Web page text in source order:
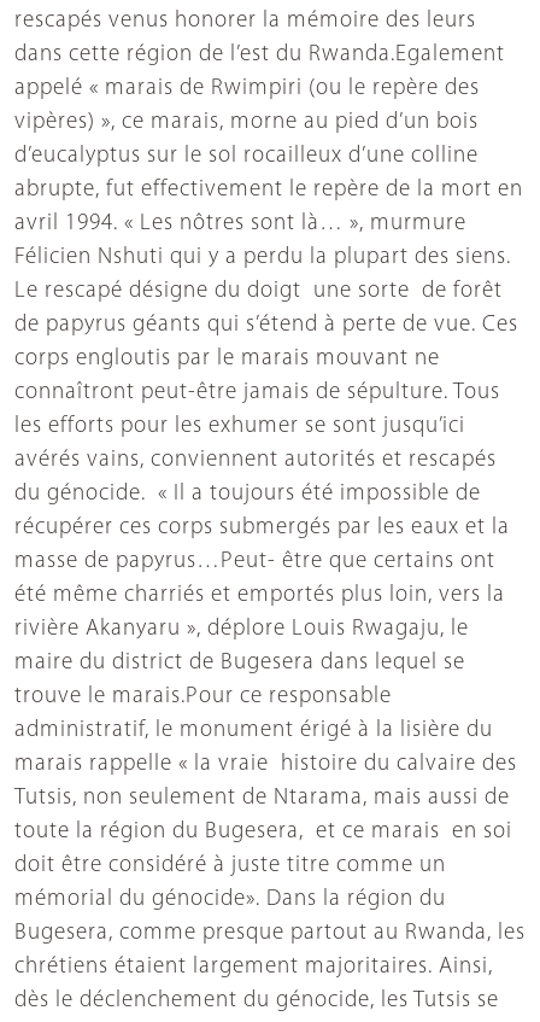
rescapés venus honorer la mémoire des leurs
dans cette région de l’est du Rwanda.Egalement
appelé « marais de Rwimpiri (ou le repère des
vipères) », ce marais, morne au pied d’un bois
d’eucalyptus sur le sol rocailleux d’une colline
abrupte, fut effectivement le repère de la mort en
avril 1994. « Les nôtres sont là… », murmure
Félicien Nshuti qui y a perdu la plupart des siens.
Le rescapé désigne du doigt une sorte de forêt
de papyrus géants qui s’étend à perte de vue. Ces
corps engloutis par le marais mouvant ne
connaîtront peut-être jamais de sépulture. Tous
les efforts pour les exhumer se sont jusqu’ici
avérés vains, conviennent autorités et rescapés
du génocide. « Il a toujours été impossible de
récupérer ces corps submergés par les eaux et la
masse de papyrus…Peut- être que certains ont
été même charriés et emportés plus loin, vers la
rivière Akanyaru », déplore Louis Rwagaju, le
maire du district de Bugesera dans lequel se
trouve le marais.Pour ce responsable
administratif, le monument érigé à la lisière du
marais rappelle « la vraie histoire du calvaire des
Tutsis, non seulement de Ntarama, mais aussi de
toute la région du Bugesera, et ce marais en soi
doit être considéré à juste titre comme un
mémorial du génocide». Dans la région du
Bugesera, comme presque partout au Rwanda, les
chrétiens étaient largement majoritaires. Ainsi,
dès le déclenchement du génocide, les Tutsis se